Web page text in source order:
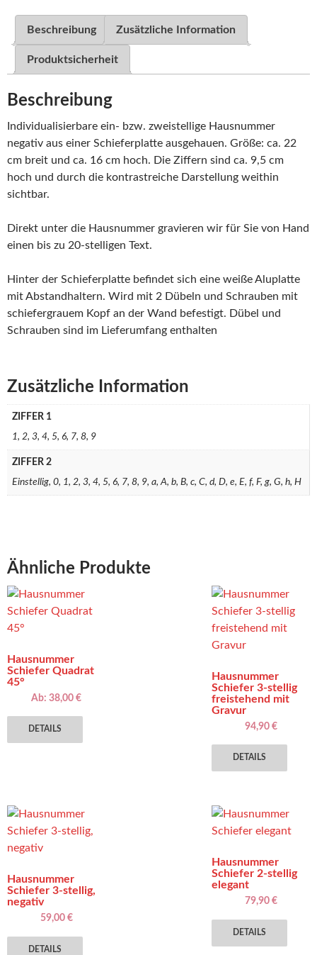
Beschreibung Zusätzliche Information
Produktsicherheit
Beschreibung
Individualisierbare ein- bzw. zweistellige Hausnummer
negativ aus einer Schieferplatte ausgehauen. Größe: ca. 22
cm breit und ca. 16 cm hoch. Die Ziffern sind ca. 9,5 cm
hoch und durch die kontrastreiche Darstellung weithin
sichtbar.
Direkt unter die Hausnummer gravieren wir für Sie von Hand
einen bis zu 20-stelligen Text.
Hinter der Schieferplatte befindet sich eine weiße Aluplatte
mit Abstandhaltern. Wird mit 2 Dübeln und Schrauben mit
schiefergrauem Kopf an der Wand befestigt. Dübel und
Schrauben sind im Lieferumfang enthalten
Zusätzliche Information
ZIFFER 1
1, 2, 3, 4, 5, 6, 7, 8, 9
ZIFFER 2
Einstellig, 0, 1, 2, 3, 4, 5, 6, 7, 8, 9, a, A, b, B, c, C, d, D, e, E, f, F, g, G, h, H
Ähnliche Produkte
Hausnummer
Schiefer Quadrat
45°
Ab: 38,00 €
DETAILS
Dieses
Die
Optionen
der
werden
Hausnummer
Schiefer 3-stellig
freistehend mit
Gravur
94,90 €
DETAILS
auf.
Hausnummer
Schiefer 3-stellig,
negativ
59,00 €
DETAILS
Dieses
Hausnummer
Schiefer 2-stellig
elegant
79,90 €
DETAILS